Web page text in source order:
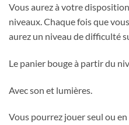
Vous aurez à votre
niveaux. Chaque fois que
aurez un niveau de difficulté
Le panier bouge à partir du
Avec son et lumières.
Vous pourrez jouer seul ou